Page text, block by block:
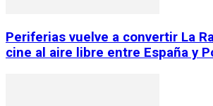
Periferias vuelve a convertir La
cine al aire libre entre España y